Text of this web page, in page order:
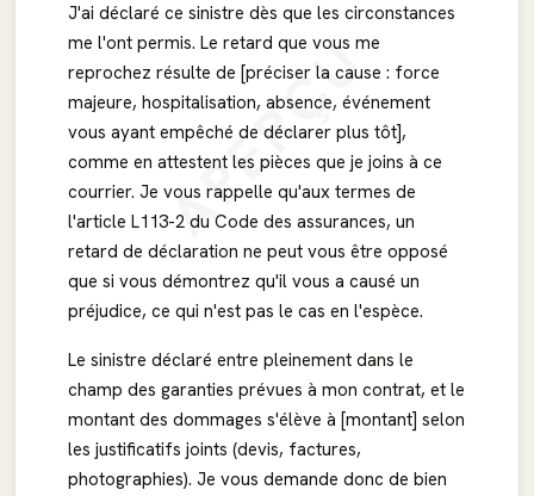
APERÇU
J'ai déclaré ce sinistre dès que les circonstances
me l'ont permis. Le retard que vous me
reprochez résulte de [préciser la cause : force
majeure, hospitalisation, absence, événement
vous ayant empêché de déclarer plus tôt],
comme en attestent les pièces que je joins à ce
courrier. Je vous rappelle qu'aux termes de
l'article L113-2 du Code des assurances, un
retard de déclaration ne peut vous être opposé
que si vous démontrez qu'il vous a causé un
préjudice, ce qui n'est pas le cas en l'espèce.
Le sinistre déclaré entre pleinement dans le
champ des garanties prévues à mon contrat, et le
montant des dommages s'élève à [montant] selon
les justificatifs joints (devis, factures,
photographies). Je vous demande donc de bien